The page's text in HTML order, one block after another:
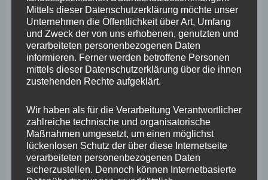
April 2026
März 2026
Februar 2026
Dezember 2025
November 2025
Oktober 2025
Mittels dieser Datenschutzerklärung möchte unser
Unternehmen die Öffentlichkeit über Art, Umfang
und Zweck der von uns erhobenen, genutzten und
verarbeiteten personenbezogenen Daten
informieren. Ferner werden betroffene Personen
mittels dieser Datenschutzerklärung über die ihnen
zustehenden Rechte aufgeklärt.
Wir haben als für die Verarbeitung Verantwortlicher
zahlreiche technische und organisatorische
Maßnahmen umgesetzt, um einen möglichst
lückenlosen Schutz der über diese Internetseite
verarbeiteten personenbezogenen Daten
sicherzustellen. Dennoch können Internetbasierte